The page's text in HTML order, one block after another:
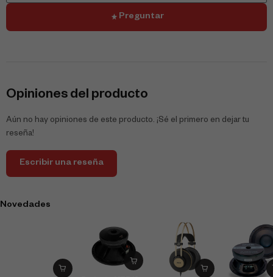
Preguntar
Opiniones del producto
Aún no hay opiniones de este producto. ¡Sé el primero en dejar tu
reseña!
Escribir una reseña
Novedades